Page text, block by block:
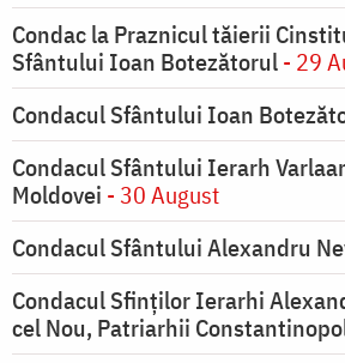
Condac la Praznicul tăierii
Sfântului Ioan Botezătorul- 29
Condacul Sfântului Ioan
Condacul Sfântului Ierarh
Moldovei - 30 August
Condacul Sfântului Alexandru
Condacul Sfinţilor Ierarhi
cel Nou, Patriarhii